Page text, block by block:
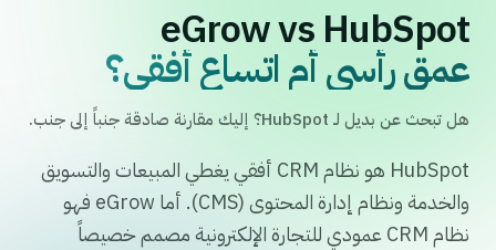
eGrow vs HubSpot
عمق رأسي أم اتساع أفقي؟
هل تبحث عن بديل لـ HubSpot؟ إليك مقارنة صادقة جنباً إلى جنب.
HubSpot هو نظام CRM أفقي يغطي المبيعات والتسويق
والخدمة ونظام إدارة المحتوى (CMS). أما eGrow فهو
نظام CRM عمودي للتجارة الإلكترونية مصمم خصيصاً